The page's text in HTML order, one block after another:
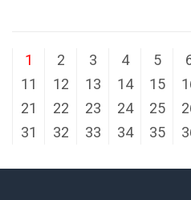
1 2 3 4 5
11
12 13 14 15
21
22 23 24 25
31
32 33 34 35